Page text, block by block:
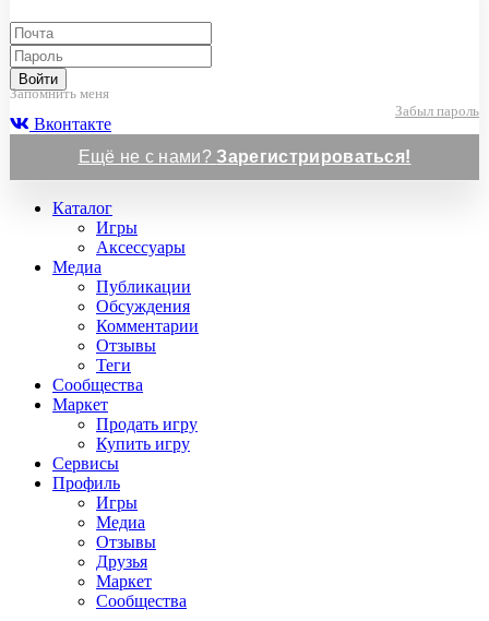
Войти
Запомнить меня
Забыл пароль
Вконтакте
Ещё не с нами?Зарегистрироваться!
Каталог
Игры
Аксессуары
Медиа
Публикации
Обсуждения
Комментарии
Отзывы
Теги
Сообщества
Маркет
Продать игру
Купить игру
Сервисы
Профиль
Игры
Медиа
Отзывы
Друзья
Маркет
Сообщества